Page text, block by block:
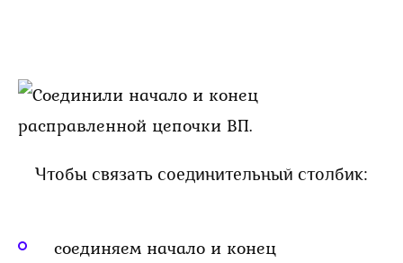
Чтобы связать соединительный столбик:
соединяем начало и конец